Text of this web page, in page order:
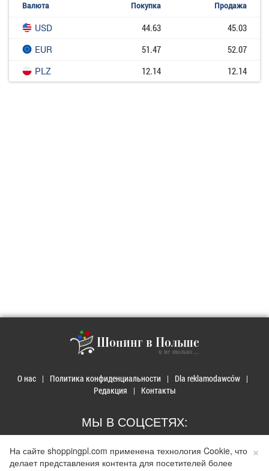
Валюта Покупка Продажа
USD 44.63
45.03
EUR
51.47
52.07
PLZ
12.14 12.14
Шопинг в Польше
и не только ...
О нас Политика конфиденциальности
Dla reklamodawców
Редакция
Контакты
МЫ В СОЦСЕТЯХ:
×
На сайте shoppingpl.com применена технология Cookie, что
делает представления контента для посетителей более